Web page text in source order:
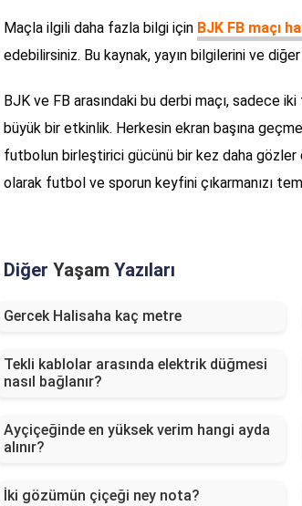
Maçla ilgili daha fazla bilgi için BJK FB maçı
edebilirsiniz. Bu kaynak, yayın bilgilerini ve
BJK ve FB arasındaki bu derbi maçı, sadece
büyük bir etkinlik. Herkesin ekran başına
futbolun birleştirici gücünü bir kez daha
olarak futbol ve sporun keyfini çıkarmanızı
Diğer Yaşam Yazıları
Gercek Halisaha kaç metre
Tekli kablolar arasında elektrik düğmesi
nasıl bağlanır?
Ayçiçeğinde en yüksek verim hangi ayda
alınır?
İki gözümün çiçeği ney nota?